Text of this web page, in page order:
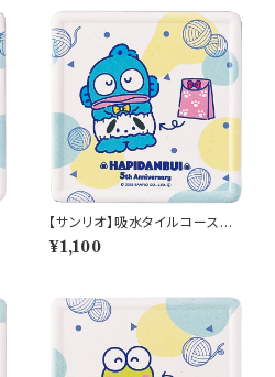
【サンリオ】吸水タイルコースタ
ー(ハンギョドン)【SAN170】SA
N173-346
¥1,100